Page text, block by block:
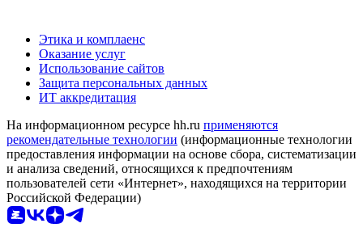
Этика и комплаенс
Оказание услуг
Использование сайтов
Защита персональных данных
ИТ аккредитация
На информационном ресурсе hh.ru применяются
рекомендательные технологии (информационные технологии
предоставления информации на основе сбора, систематизации
и анализа сведений, относящихся к предпочтениям
пользователей сети «Интернет», находящихся на территории
Российской Федерации)